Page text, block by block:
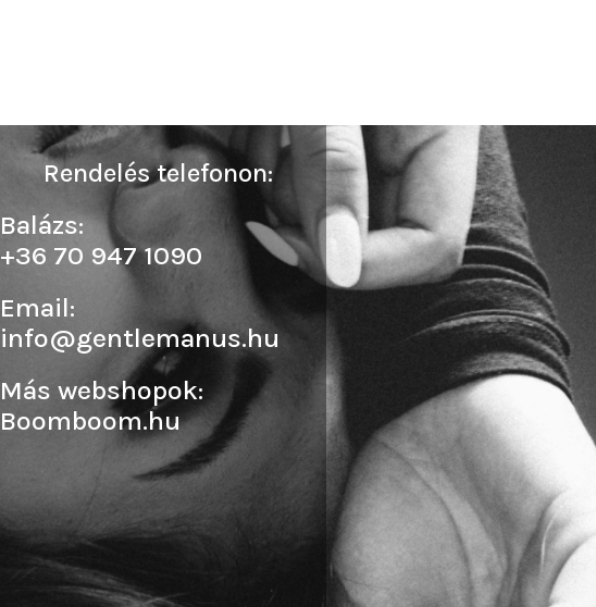
Rendelés telefonon:
Balázs:
+36 70 947 1090
Email:
info@gentlemanus.hu
Más webshopok:
Boomboom.hu